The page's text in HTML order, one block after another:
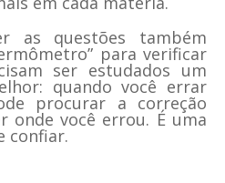
as questões também
para verificar
ser estudados um
quando você errar
procurar a correção
onde você errou. É uma
confiar.